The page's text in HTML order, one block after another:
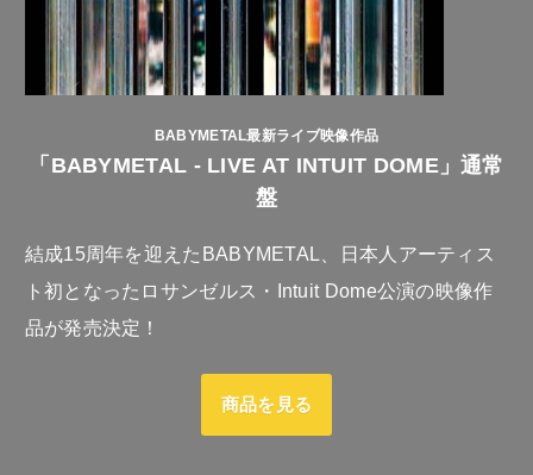
BABYMETAL最新ライブ映像作品
「BABYMETAL - LIVE AT INTUIT DOME」通常
盤
結成15周年を迎えたBABYMETAL、日本人アーティス
ト初となったロサンゼルス・Intuit Dome公演の映像作
品が発売決定！
商品を見る